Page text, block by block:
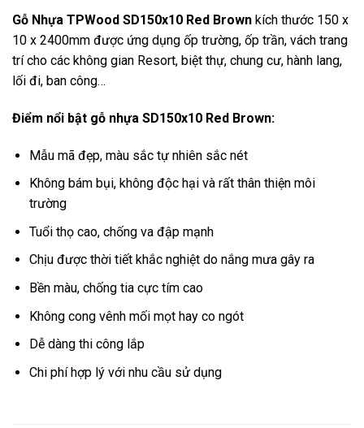
Gỗ Nhựa TPWood SD150x10 Red Brown kích thước 150 x
10 x 2400mm được ứng dụng ốp trường, ốp trần, vách trang
trí cho các không gian Resort, biệt thự, chung cư, hành lang,
lối đi, ban công…
Điểm nổi bật gỗ nhựa SD150x10 Red Brown:
Mẫu mã đẹp, màu sắc tự nhiên sắc nét
Không bám bụi, không độc hại và rất thân thiện môi
trường
Tuổi thọ cao, chống va đập mạnh
Chịu được thời tiết khắc nghiệt do nắng mưa gây ra
Bền màu, chống tia cực tím cao
Không cong vênh mối mọt hay co ngót
Dễ dàng thi công lắp
Chi phí hợp lý với nhu cầu sử dụng